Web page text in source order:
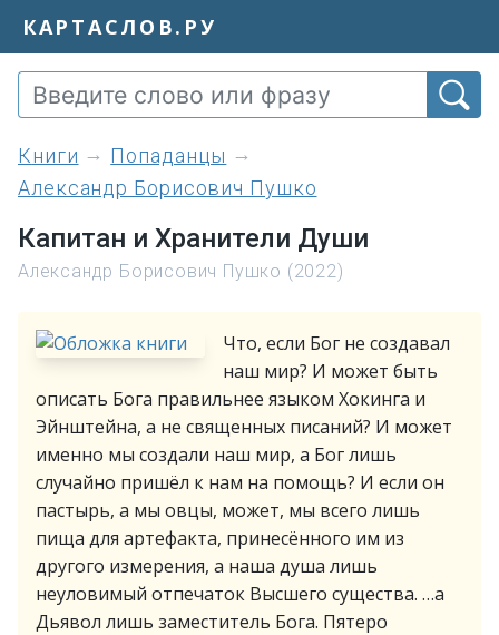
КАРТАСЛОВ.РУ
книги
Попаданцы
Александр Борисович Пушко
Капитан и Хранители Души
Александр Борисович Пушко (2022)
Что, если Бог не создавал
наш мир? И может быть
описать Бога правильнее языком Хокинга и
Эйнштейна, а не священных писаний? И может
именно мы создали наш мир, а Бог лишь
случайно пришёл к нам на помощь? И если он
пастырь, а мы овцы, может, мы всего лишь
пища для артефакта, принесённого им из
другого измерения, а наша душа лишь
неуловимый отпечаток Высшего существа. …а
Дьявол лишь заместитель Бога. Пятеро